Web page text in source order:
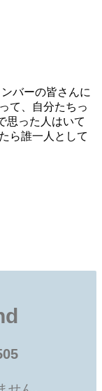
バーの皆さんに
て、自分たちっ
思った人はいて
ら誰一人として